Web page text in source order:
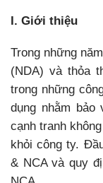
I. Giới thiệu
Trong những
(NDA) và thỏa
trong những
dụng nhằm
cạnh tranh
khỏi công ty.
& NCA và quy